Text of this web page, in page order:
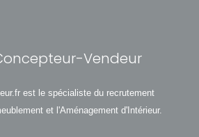
Vendeur
est le spécialiste du recrutement
et l'Aménagement d'Intérieur.